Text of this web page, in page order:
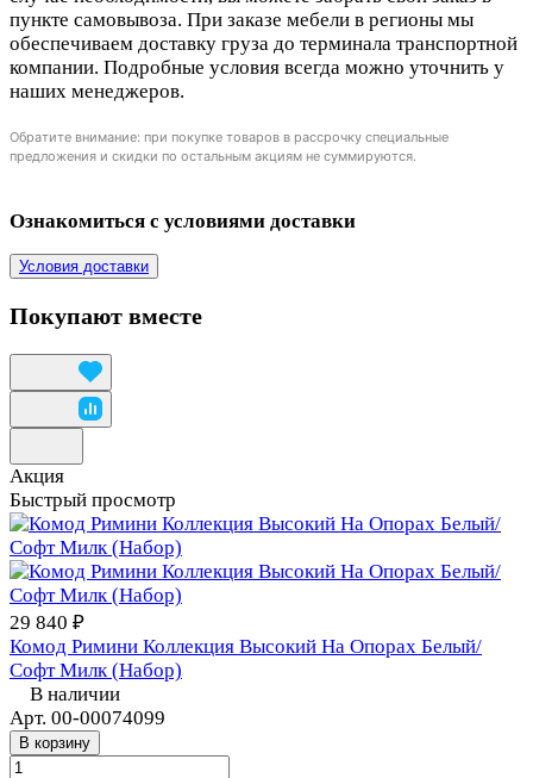
пункте самовывоза. При заказе мебели в регионы мы
обеспечиваем доставку груза до терминала транспортной
компании. Подробные условия всегда можно уточнить у
наших менеджеров.
Обратите внимание: при покупке товаров в рассрочку специальные
предложения и скидки по остальным акциям не суммируются.
Ознакомиться с условиями доставки
Условия доставки
Покупают вместе
Акция
Быстрый просмотр
29 840 ₽
Комод Римини Коллекция Высокий На Опорах Белый/
Софт Милк (Набор)
В наличии
Арт. 00-00074099
В корзину